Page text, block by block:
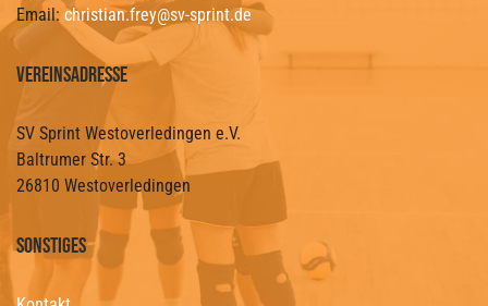
Email: christian.frey@sv-sprint.de
Vereinsadresse
SV Sprint Westoverledingen e.V.
Baltrumer Str. 3
26810 Westoverledingen
Sonstiges